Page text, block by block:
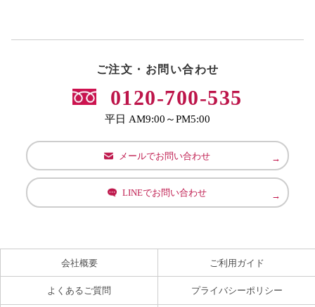
ご注文・お問い合わせ
0120-700-535
平日 AM9:00～PM5:00
メールでお問い合わせ
LINEでお問い合わせ
会社概要 ご利用ガイド
よくあるご質問 プライバシーポリシー